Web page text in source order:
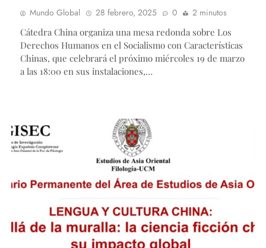
Mundo Global 28 febrero, 2025 0
2 minutos
Cátedra China organiza una mesa redonda sobre Los
Derechos Humanos en el Socialismo con Características
Chinas, que celebrará el próximo miércoles 19 de marzo
a las 18:00 en sus instalaciones,…